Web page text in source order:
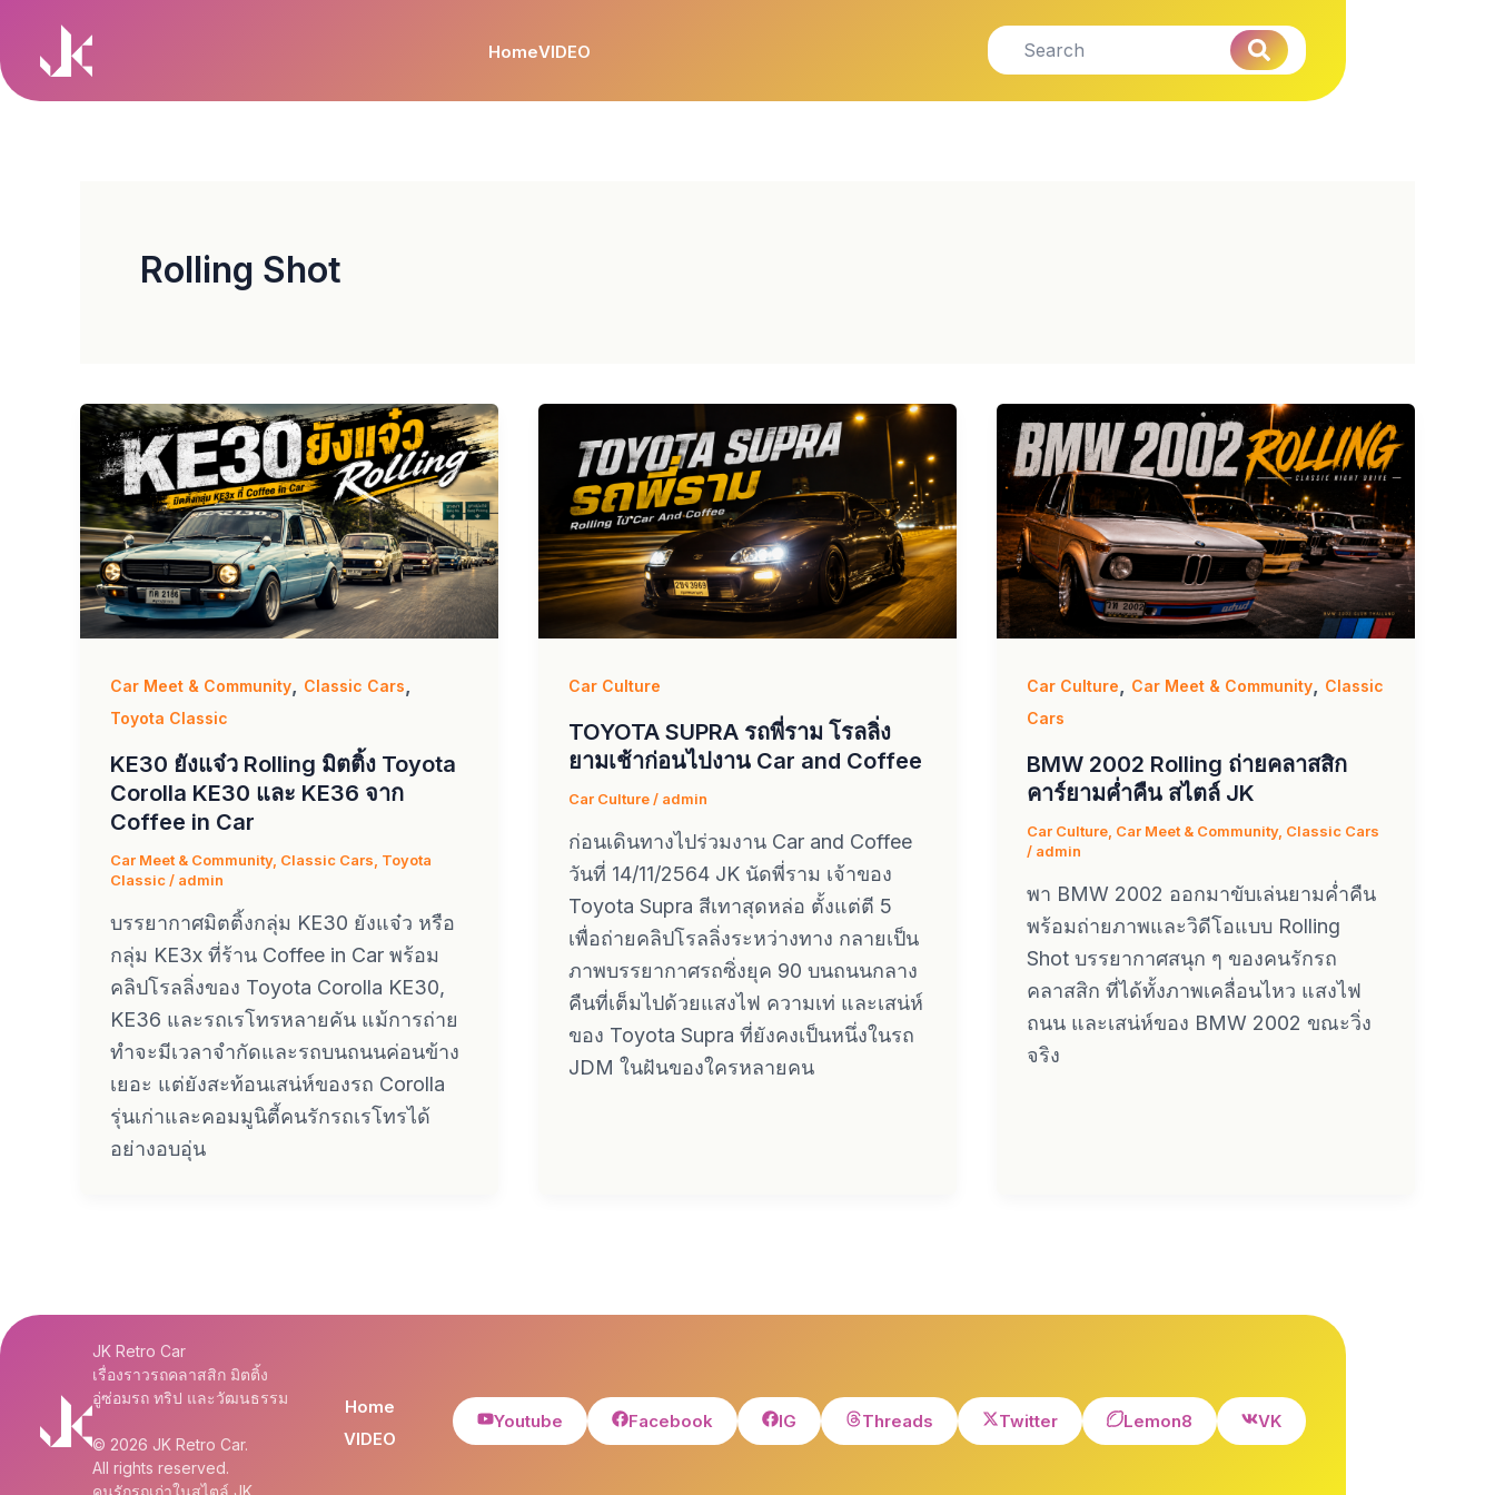
content
HomeVIDEO
Rolling Shot
Car Meet & Community Classic Cars
Toyota Classic
KE30 ยังแจ๋ว Rolling มิตติ้ง Toyota
Corolla KE30 และ KE36 จาก
Coffee in Car
Car Meet & Community, Classic Cars Toyota
Classic / admin
บรรยากาศมิตติ้งกลุ่ม KE30 ยังแจ๋ว หรือ
กลุ่ม KE3x ที่ร้าน Coffee in Car พร้อม
คลิปโรลลิ่งของ Toyota Corolla KE30,
KE36 และรถเรโทรหลายคัน แม้การถ่าย
ทำจะมีเวลาจำกัดและรถบนถนนค่อนข้าง
เยอะ แต่ยังสะท้อนเสน่ห์ของรถ Corolla
รุ่นเก่าและคอมมูนิตี้คนรักรถเรโทรได้
อย่างอบอุ่น
Car Culture
TOYOTA SUPRA รถพี่ราม โรลลิ่ง
ยามเช้าก่อนไปงาน Car and Coffee
Car Culture/ admin
ก่อนเดินทางไปร่วมงาน Car and Coffee
วันที่ 14/11/2564 JK นัดพี่ราม เจ้าของ
Toyota Supra สีเทาสุดหล่อ ตั้งแต่ตี 5
เพื่อถ่ายคลิปโรลลิ่งระหว่างทาง กลายเป็น
ภาพบรรยากาศรถซิ่งยุค 90 บนถนนกลาง
คืนที่เต็มไปด้วยแสงไฟ ความเท่ และเสน่ห์
ของ Toyota Supra ที่ยังคงเป็นหนึ่งในรถ
JDM ในฝันของใครหลายคน
Car Culture Car Meet & Community,
Classic
Cars
BMW 2002 Rolling ถ่ายคลาสสิก
คาร์ยามค่ำคืน สไตล์ JK
Car Culture, Car Meet & Community, Classic Cars
/ admin
พา BMW 2002 ออกมาขับเล่นยามค่ำคืน
พร้อมถ่ายภาพและวิดีโอแบบ Rolling
Shot บรรยากาศสนุก ๆ ของคนรักรถ
คลาสสิก ที่ได้ทั้งภาพเคลื่อนไหว แสงไฟ
ถนน และเสน่ห์ของ BMW 2002 ขณะวิ่ง
จริง
JK Retro Car
เรื่องราวรถคลาสสิก มิตติ้ง
อู่ซ่อมรถ ทริป และวัฒนธรรม
© 2026 JK Retro Car.
All rights reserved.
Home
VIDEO
Youtube Facebook IG Threads Twitter Lemon8 VK